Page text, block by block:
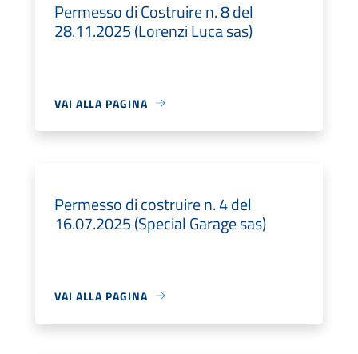
Permesso di Costruire n. 8 del
28.11.2025 (Lorenzi Luca sas)
VAI ALLA PAGINA
Permesso di costruire n. 4 del
16.07.2025 (Special Garage sas)
VAI ALLA PAGINA